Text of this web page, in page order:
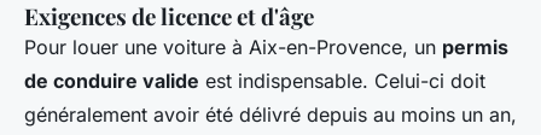
Exigences de licence et d'âge
Pour louer une voiture à Aix-en-Provence, un permis
de conduire valide est indispensable. Celui-ci doit
généralement avoir été délivré depuis au moins un an,